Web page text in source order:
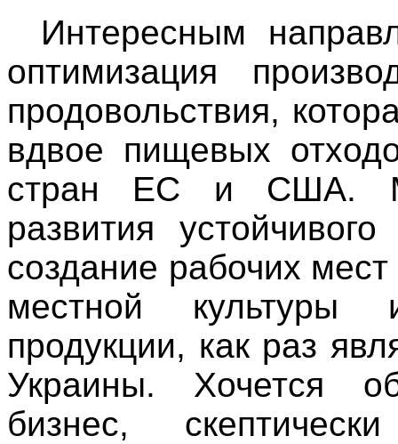
Интересным
оптимизация
продовольствия,
вдвое пищевых
стран ЕС и США.
развития
создание рабочих
местной культуры
продукции, как раз
Украины. Хочется
бизнес,